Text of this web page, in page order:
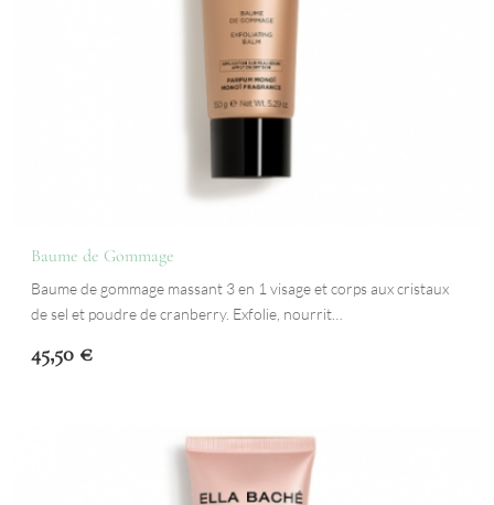
Baume de Gommage
Baume de gommage massant 3 en 1 visage et corps aux cristaux
de sel et poudre de cranberry. Exfolie, nourrit…
45,50 €